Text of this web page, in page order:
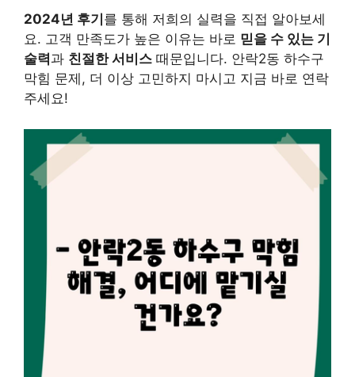
2024년 후기 를 통해 저희의 실력을 직접 알아보세
요. 고객 만족도가 높은 이유는 바로 믿을 수 있는 기
술력과 친절한 서비스 때문입니다. 안락2동 하수구
막힘 문제, 더 이상 고민하지 마시고 지금 바로 연락
주세요!